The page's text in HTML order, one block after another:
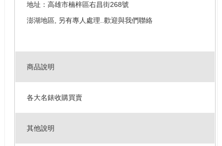
地址：高雄市楠梓區右昌街268號
澎湖地區, 另有專人處理..歡迎與我們聯絡
商品說明
各大名錶收購買賣
其他說明